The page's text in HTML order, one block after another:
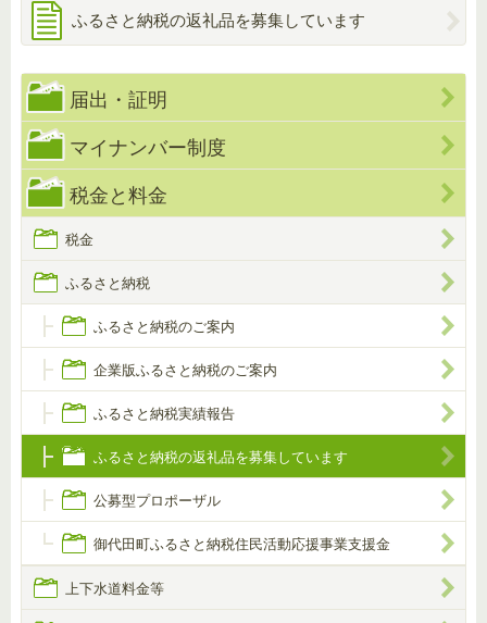
ふるさと納税の返礼品を募集しています
届出・証明
マイナンバー制度
税金と料金
税金
ふるさと納税
ふるさと納税のご案内
企業版ふるさと納税のご案内
ふるさと納税実績報告
ふるさと納税の返礼品を募集しています
公募型プロポーザル
御代田町ふるさと納税住民活動応援事業支援金
上下水道料金等